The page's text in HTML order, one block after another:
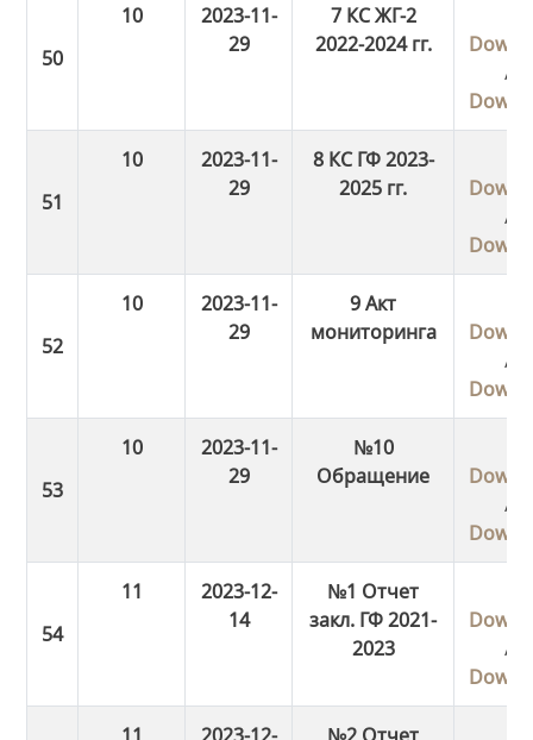
10
2023-11-
29
7 КС ЖГ-2
2022-2024 гг.
/
10
2023-11-
29
8 КС ГФ 2023-
2025 гг.
/
10
2023-11-
29
9 Акт
мониторинга
/
10
2023-11-
29
№10
Обращение
/
11
2023-12-
14
№1 Отчет
закл. ГФ 2021-
2023
/
11 2023-12- №2 Отчет